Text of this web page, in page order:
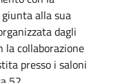
alla sua
dagli
la collaborazione
presso i saloni